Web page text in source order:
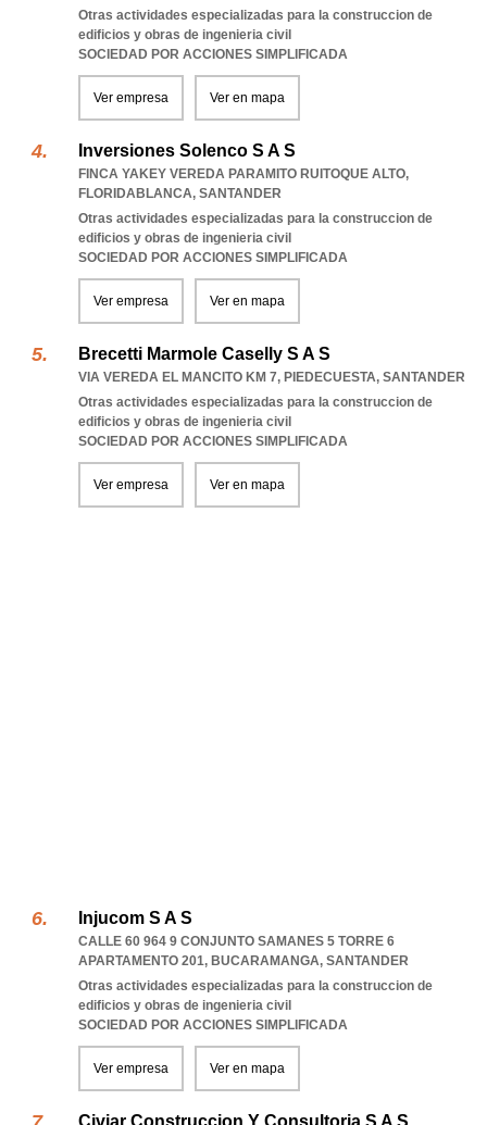
Otras actividades especializadas para la construccion de
edificios y obras de ingenieria civil
SOCIEDAD POR ACCIONES SIMPLIFICADA
Ver empresa Ver en mapa
Inversiones Solenco S A S
FINCA YAKEY VEREDA PARAMITO RUITOQUE ALTO,
FLORIDABLANCA, SANTANDER
Otras actividades especializadas para la construccion de
edificios y obras de ingenieria civil
SOCIEDAD POR ACCIONES SIMPLIFICADA
Ver empresa Ver en mapa
Brecetti Marmole Caselly S A S
VIA VEREDA EL MANCITO KM 7, PIEDECUESTA, SANTANDER
Otras actividades especializadas para la construccion de
edificios y obras de ingenieria civil
SOCIEDAD POR ACCIONES SIMPLIFICADA
Ver empresa Ver en mapa
Injucom S A S
CALLE 60 964 9 CONJUNTO SAMANES 5 TORRE 6
APARTAMENTO 201, BUCARAMANGA, SANTANDER
Otras actividades especializadas para la construccion de
edificios y obras de ingenieria civil
SOCIEDAD POR ACCIONES SIMPLIFICADA
Ver empresa Ver en mapa
Civiar Construccion Y Consultoria S A S